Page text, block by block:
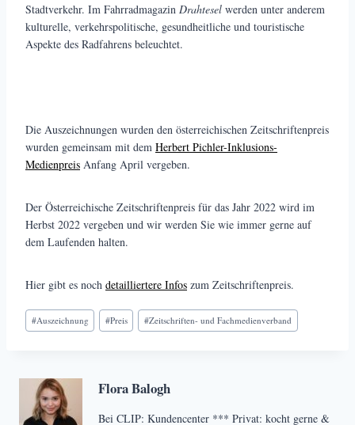
Stadtverkehr. Im Fahrradmagazin Drahtesel werden unter anderem
kulturelle, verkehrspolitische, gesundheitliche und touristische
Aspekte des Radfahrens beleuchtet.
Die Auszeichnungen wurden den österreichischen Zeitschriftenpreis
wurden gemeinsam mit dem Herbert Pichler-Inklusions-
Medienpreis Anfang April vergeben.
Der Österreichische Zeitschriftenpreis für das Jahr 2022 wird im
Herbst 2022 vergeben und wir werden Sie wie immer gerne auf
dem Laufenden halten.
Hier gibt es noch detailliertere Infos zum Zeitschriftenpreis.
Schlagworte:
#Auszeichnung #Preis #Zeitschriften- und Fachmedienverband
Flora Balogh
Bei CLIP: Kundencenter *** Privat: kocht gerne &